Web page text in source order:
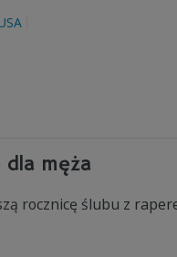
dla męża
rocznicę ślubu z